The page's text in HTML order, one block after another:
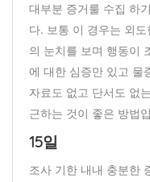
대부분 증거룰 수집 하
다. 보통 이 경우는 외
의 눈치를 보며 행동이
에 대한 심증만 있고 물
자료도 없고 단서도 없
근하는 것이 좋은 방법
15일
조사 기한 내내 충분한